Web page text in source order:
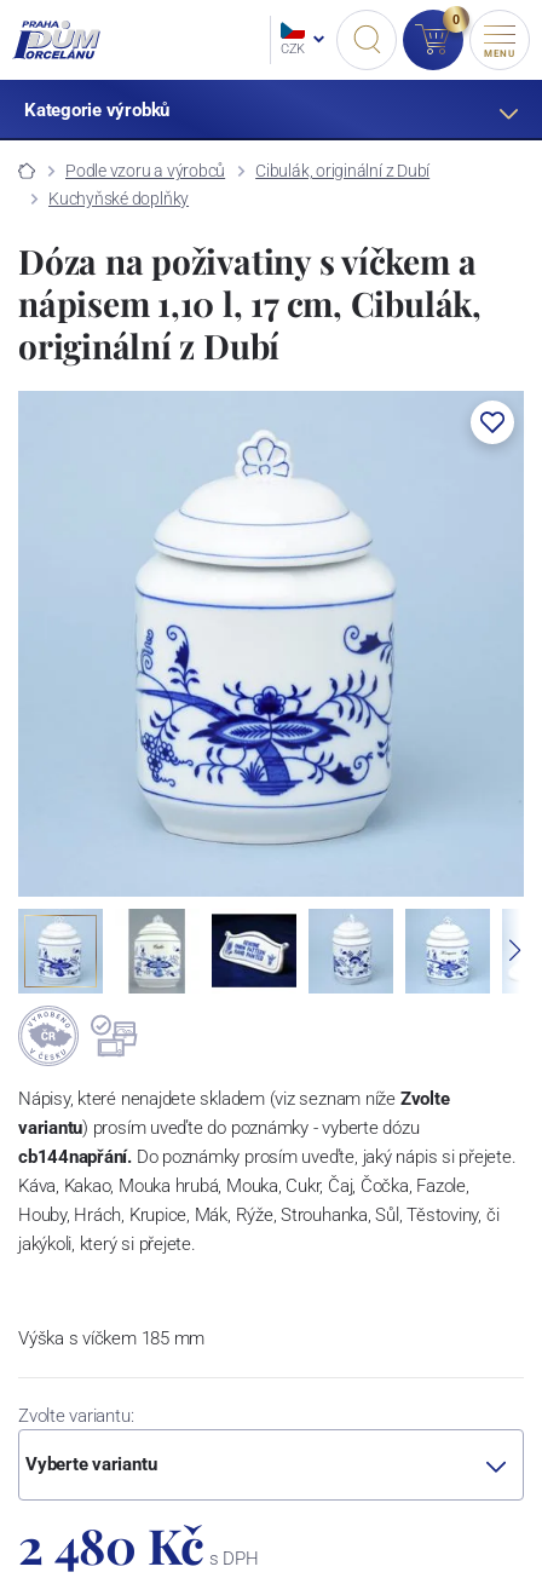
CZK
0
MENU
Kategorie výrobků
Podle vzoru a výrobců
Cibulák, originální z Dubí
Kuchyňské doplňky
Dóza na poživatiny s víčkem a
nápisem 1,10 l, 17 cm, Cibulák,
originální z Dubí
Nápisy, které nenajdete skladem (viz seznam níže Zvolte
variantu) prosím uveďte do poznámky - vyberte dózu
cb144napřání. Do poznámky prosím uveďte, jaký nápis si přejete.
Káva, Kakao, Mouka hrubá, Mouka, Cukr, Čaj, Čočka, Fazole,
Houby, Hrách, Krupice, Mák, Rýže, Strouhanka, Sůl, Těstoviny, či
jakýkoli, který si přejete.
Výška s víčkem 185 mm
Zvolte variantu:
Vyberte variantu
2 480 Kč s DPH